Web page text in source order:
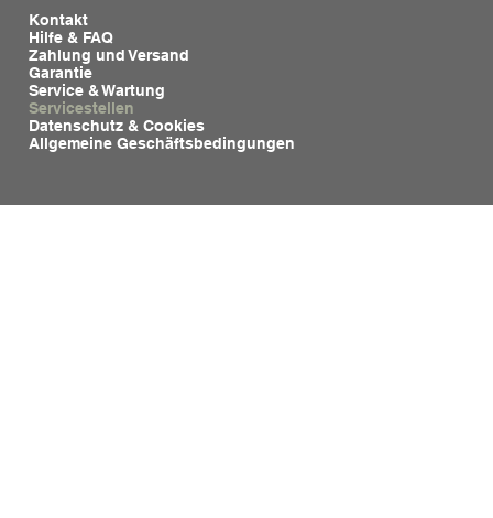
Kontakt
Hilfe & FAQ
Zahlung und Versand
Garantie
Service & Wartung
Servicestellen
Datenschutz & Cookies
Allgemeine Geschäftsbedingungen